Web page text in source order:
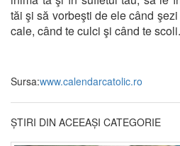
tăi şi să vorbeşti de ele când
cale, când te culci şi când te
Sursa:www.calendarcatolic.ro
ȘTIRI DIN ACEEAȘI CATEGORIE